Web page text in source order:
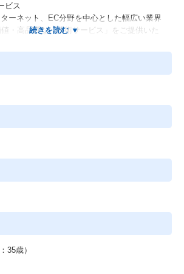
ビス
ーネット、EC分野を中心とした幅広い業界
・高品質な「技術サービス」をご提供いた
ービス
ます。
までご提案いたします。
セキュリティ等)
ティ、MBD、ドローン等の新技術領域へのニ
41％、40代以上：26％
35歳）